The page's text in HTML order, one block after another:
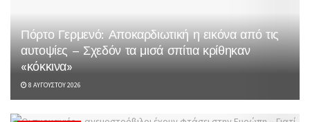
Πόρτο Γερμενό: Αποκαρδιωτική η εικόνα από τις
αυτοψίες – Σχεδόν τα μισά σπίτια κρίθηκαν
«κόκκινα»
8 ΑΥΓΟΎΣΤΟΥ 2026